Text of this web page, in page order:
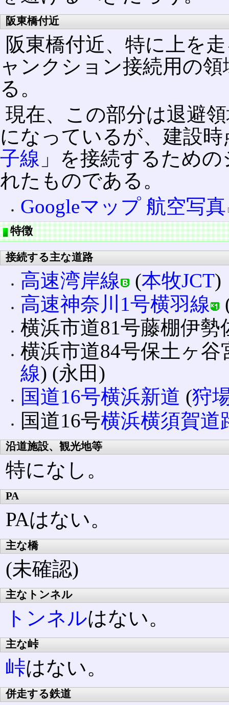
阪東橋付近
阪東橋付近、特に上を
ャンクション接続用の
る。
現在、この部分は退避
になっているが、建設
子線 」を接続するため
れたものである。
Googleマップ 航空写真
特徴
接続する主な道路
高速湾岸線 (本牧JCT)
高速神奈川1号横羽線
横浜市道81号藤棚伊勢
横浜市道84号保土ヶ谷
線) (永田)
国道16号横浜新道 (狩
国道16号横浜横須賀道
沿道施設、観光地等
特になし。
PA
PAはない。
主な橋
(未確認)
主なトンネル
トンネルはない。
主な峠
峠はない。
併走する鉄道